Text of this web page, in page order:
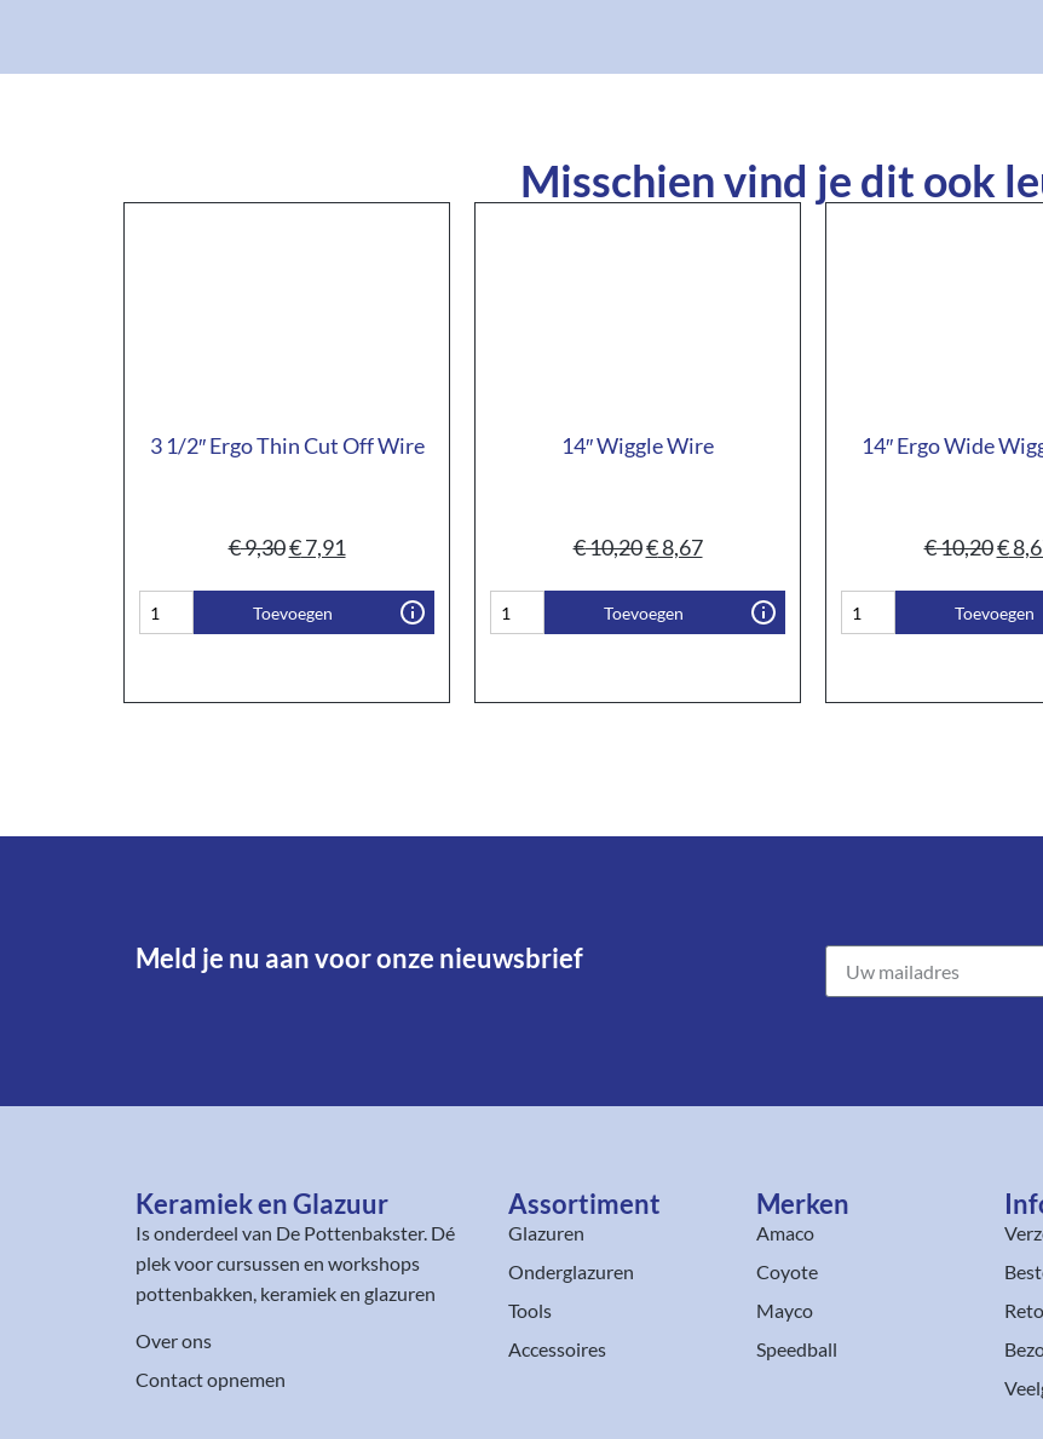
Misschien vind je dit ook
3 1/2″ Ergo Thin Cut Off Wire
€9,30€7,91
Toevoegen
14″ Wiggle Wire
€10,20€8,67
Toevoegen
14″ Ergo Wide
€10,20€
Toevoegen
Meld je nu aan voor onze nieuwsbrief​
Keramiek en Glazuur​
Is onderdeel van De Pottenbakster. Dé
plek voor cursussen en workshops
pottenbakken, keramiek en glazuren
Over ons
Contact opnemen
Assortiment​
Glazuren
Onderglazuren
Tools
Accessoires
Merken
Amaco
Coyote
Mayco
Speedball